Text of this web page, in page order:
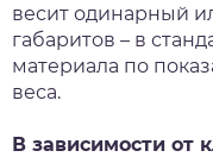
весит одинарный
габаритов – в
материала по
веса.
В зависимости от